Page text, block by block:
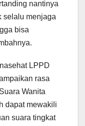
nantinya
selalu menjaga
bisa
LPPD
rasa
Wanita
dapat mewakili
suara tingkat